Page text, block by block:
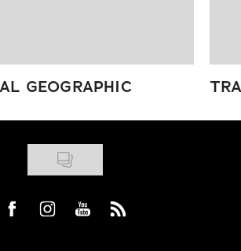
GEOGRAPHIC
Visit us on Facebook
Visit us on Instagram
Visit us on Youtube
Visit us on Rss